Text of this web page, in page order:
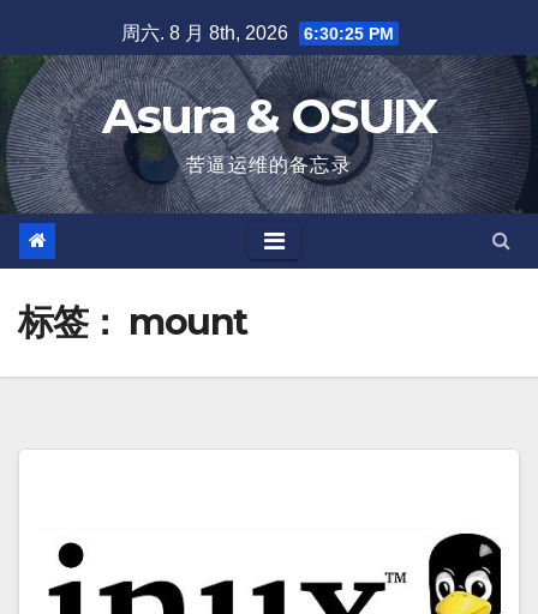
至
内
容
周六. 8 月 8th, 2026 6:30:26 PM
Asura & OSUIX
苦逼运维的备忘录
标签： mount